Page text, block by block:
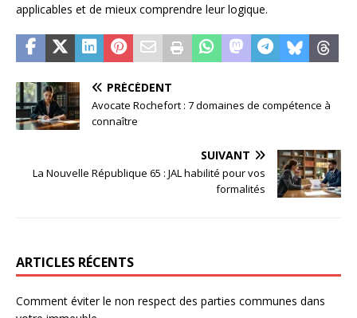
applicables et de mieux comprendre leur logique.
PRÉCÉDENT
Avocate Rochefort : 7 domaines de compétence à
connaître
SUIVANT
La Nouvelle République 65 : JAL habilité pour vos
formalités
ARTICLES RÉCENTS
Comment éviter le non respect des parties communes dans